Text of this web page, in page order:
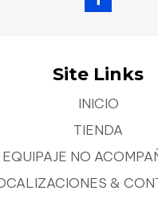
Site Links
INICIO
TIENDA
EQUIPAJE NO
&